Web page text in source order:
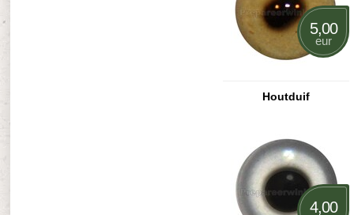
5,00
eur
Houtduif
4,00